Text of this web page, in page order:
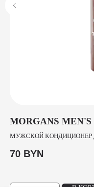
MORGANS
МУЖСКОЙ КОНДИЦИОНЕР
70 BYN